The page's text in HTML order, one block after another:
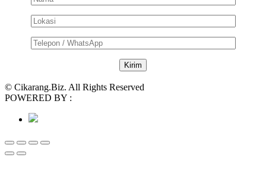
© Cikarang.Biz. All Rights Reserved
POWERED BY :